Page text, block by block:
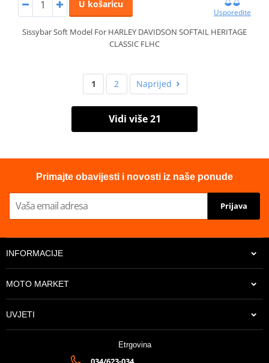
U košaricu
Usporedite
Sissybar Soft Model For HARLEY DAVIDSON SOFTAIL HERITAGE
CLASSIC FLHC
1 2 Naprijed
Vidi više 21
Primajte obavijesti i novosti iz naše ponude
Prijava
INFORMACIJE
MOTO MARKET
UVJETI
Etrgovina